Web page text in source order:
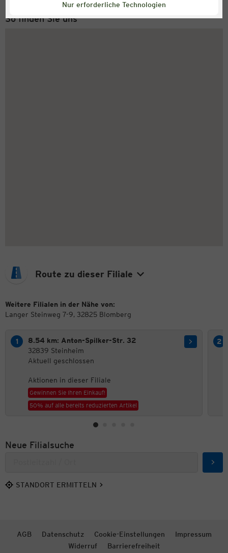
Nur erforderliche Technologien
So finden Sie uns
Route zu dieser Filiale
Weitere Filialen in der Nähe von:
Langer Steinweg 7-9, 32825 Blomberg
8.54 km: Anton-Spilker-Str. 32
32839 Steinheim
Aktuell geschlossen
Aktionen in dieser Filiale
Gewinnen Sie Ihren Einkauf!
50% auf alle bereits reduzierten Artikel
Neue Filialsuche
STANDORT ERMITTELN
AGB Datenschutz Cookie-Einstellungen
Impressum
Widerruf
Barrierefreiheit